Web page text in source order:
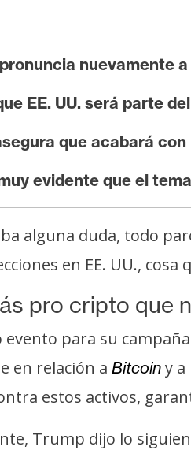
nuevamente
EE. UU. será parte
que acabará
evidente que el
alguna duda, todo
en EE. UU.,
pro cripto que
evento para su
en relación a Bitcoin y
estos activos,
Trump dijo lo